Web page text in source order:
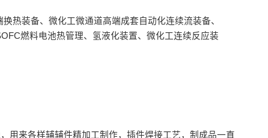
热装备、微化工微通道高端成套自动化连续流装备、
燃料电池热管理、氢液化装置、微化工连续反应装
用来各样辅辅件精加工制作，插件焊接工艺，制成品一直